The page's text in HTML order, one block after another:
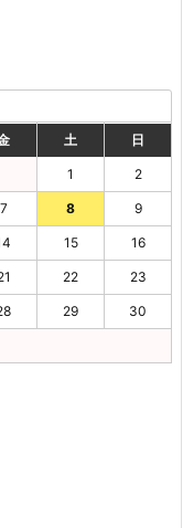
土 日
1 2
7 8 9
15 16
22 23
29 30